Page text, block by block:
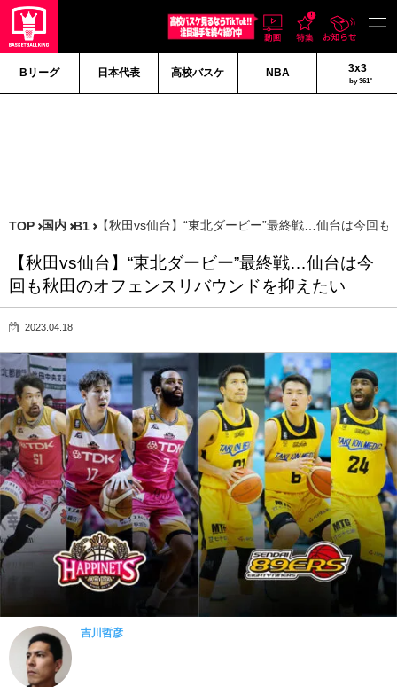
Bリーグ 日本代表 高校バスケ NBA 3x3
by 361°
TOP 国内 B1 【秋田vs仙台】“東北ダービー”最終戦…仙台は今回
【秋田vs仙台】“東北ダービー”最終戦…仙台は今
回も秋田のオフェンスリバウンドを抑えたい
2023.04.18
吉川哲彦